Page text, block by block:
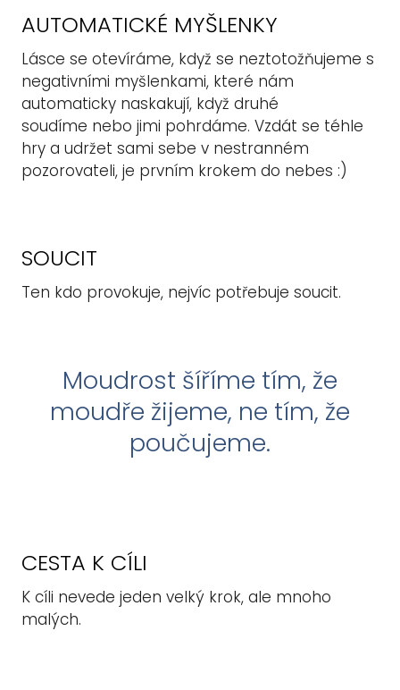
AUTOMATICKÉ MYŠLENKY
Lásce se otevíráme, když se neztotožňujeme s
negativními myšlenkami, které nám
automaticky naskakují, když druhé
soudíme nebo jimi pohrdáme. Vzdát se téhle
hry a udržet sami sebe v nestranném
pozorovateli, je prvním krokem do nebes :)
SOUCIT
Ten kdo provokuje, nejvíc potřebuje soucit.
Moudrost šíříme tím, že
moudře žijeme, ne tím, že
poučujeme.
CESTA K CÍLI
K cíli nevede jeden velký krok, ale mnoho
malých.